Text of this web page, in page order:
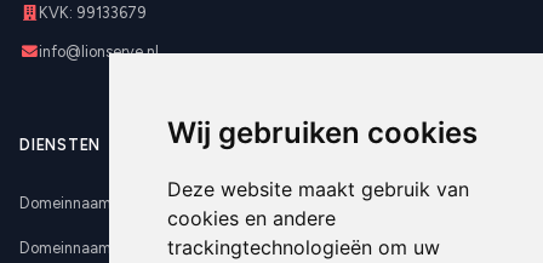
Wij gebruiken cookies
Deze website maakt gebruik van
cookies en andere
trackingtechnologieën om uw
KVK: 99133679
info@lionserve.nl
DIENSTEN
Domeinnaam registreren
Domeinnaam verhuizen